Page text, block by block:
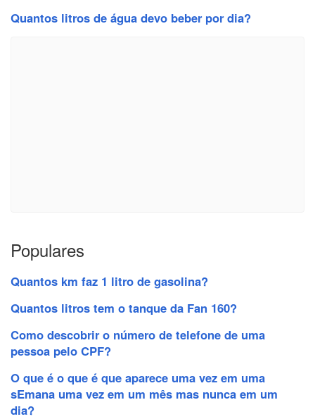
Quantos litros de água devo beber por dia?
Populares
Quantos km faz 1 litro de gasolina?
Quantos litros tem o tanque da Fan 160?
Como descobrir o número de telefone de uma
pessoa pelo CPF?
O que é o que é que aparece uma vez em uma
sEmana uma vez em um mês mas nunca em um
dia?